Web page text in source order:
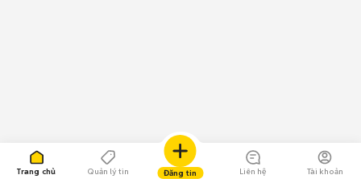
Trang chủ Quản lý tin Đăng tin Liên hệ Tài khoản